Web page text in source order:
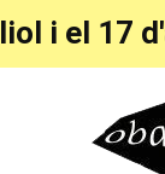
i el 17